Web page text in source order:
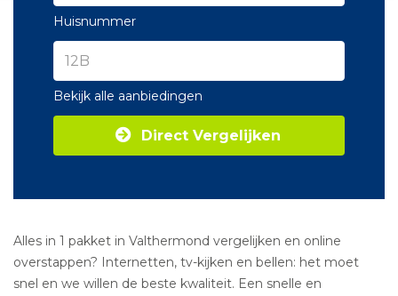
Huisnummer
Bekijk alle aanbiedingen
Direct Vergelijken
Alles in 1 pakket in Valthermond vergelijken en online
overstappen? Internetten, tv-kijken en bellen: het moet
snel en we willen de beste kwaliteit. Een snelle en